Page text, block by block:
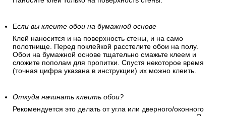
Если вы клеите обои на бумажной основе
Клей наносится и на поверхность стены, и на само
полотнище. Перед поклейкой расстелите обои на полу.
Обои на бумажной основе тщательно смажьте клеем и
сложите пополам для пропитки. Спустя некоторое время
(точная цифра указана в инструкции) их можно клеить.
Откуда начинать клеить обои?
Рекомендуется это делать от угла или дверного/оконного